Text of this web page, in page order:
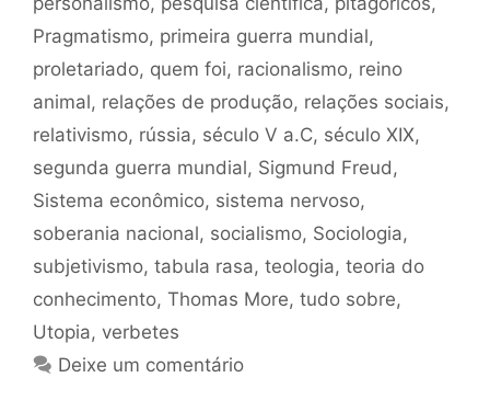
Pragmatismo, primeira guerra mundial,
proletariado, quem foi, racionalismo, reino
animal, relações de produção, relações sociais,
relativismo, rússia, século V a.C, século XIX,
segunda guerra mundial, Sigmund Freud ,
Sistema econômico, sistema nervoso,
soberania nacional, socialismo, Sociologia,
subjetivismo, tabula rasa, teologia, teoria do
conhecimento, Thomas More, tudo sobre,
Utopia, verbetes
Deixe um comentário